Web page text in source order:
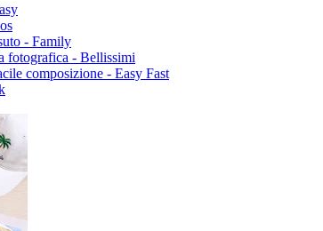
- Family
fotografica - Bellissimi
composizione - Easy Fast